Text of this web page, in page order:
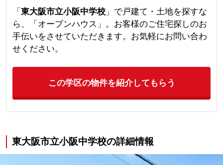
「 東大阪市立小阪中学校」で戸建て・土地を探すな
ら、「オープンハウス」。お客様のご住宅探しのお
手伝いをさせていただきます。お気軽にお問い合わ
せください。
この学区の物件を紹介してもらう
東大阪市立小阪中学校の詳細情報